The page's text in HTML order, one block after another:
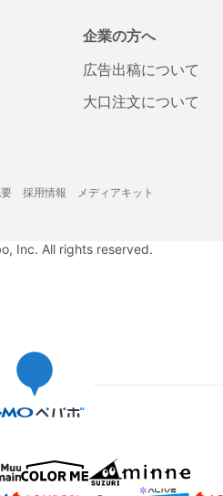
企業の方へ
広告出稿について
大口注文について
採用情報 メディアキット
Inc. All rights reserved.